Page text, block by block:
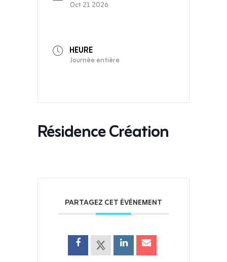
Oct 21 2026
HEURE
Journée entière
Résidence Création
PARTAGEZ CET ÉVÉNEMENT